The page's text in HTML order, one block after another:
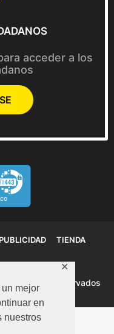
mejor
en
nuestros
✕
acceder a los
PUBLICIDAD TIENDA
derechos reservados